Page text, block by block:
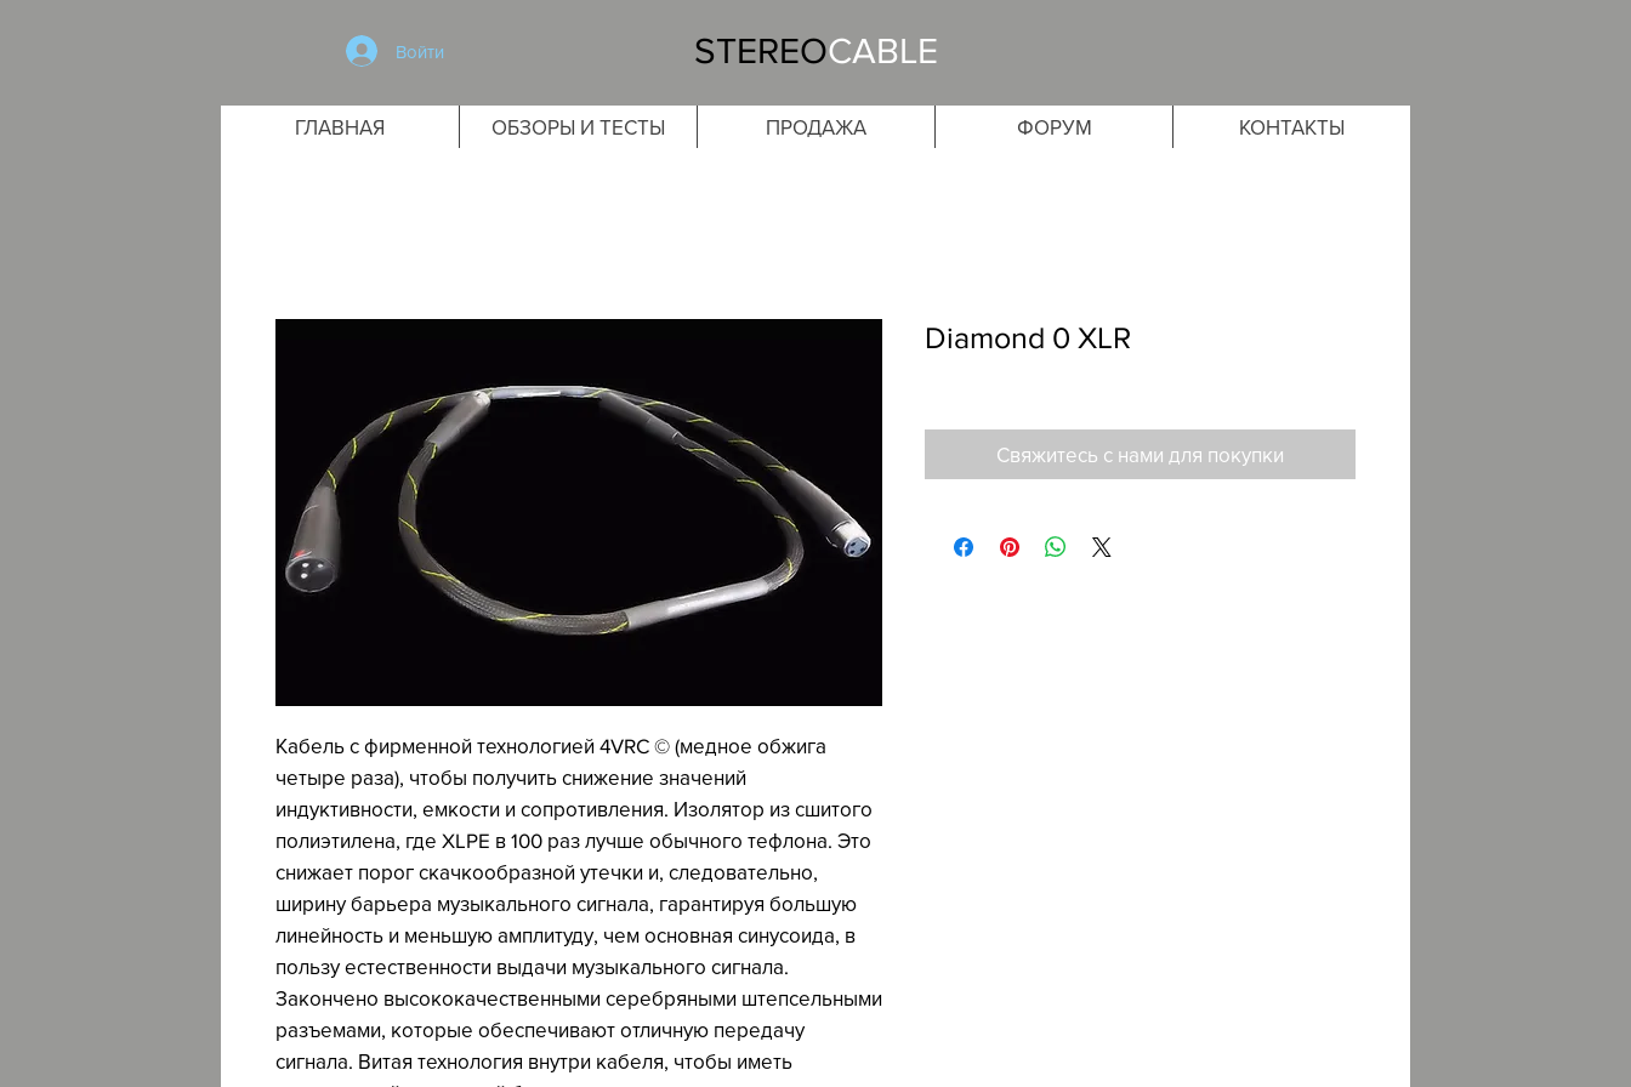
Войти STEREOCABLE
ГЛАВНАЯ ОБЗОРЫ И ТЕСТЫ ПРОДАЖА ФОРУМ КОНТАКТЫ
Кабель с фирменной технологией 4VRC © (медное обжига
четыре раза), чтобы получить снижение значений
индуктивности, емкости и сопротивления. Изолятор из сшитого
полиэтилена, где XLPE в 100 раз лучше обычного тефлона. Это
снижает порог скачкообразной утечки и, следовательно,
ширину барьера музыкального сигнала, гарантируя большую
линейность и меньшую амплитуду, чем основная синусоида, в
пользу естественности выдачи музыкального сигнала.
Закончено высококачественными серебряными штепсельными
разъемами, которые обеспечивают отличную передачу
сигнала. Витая технология внутри кабеля, чтобы иметь
Diamond 0 XLR
Свяжитесь с нами для покупки